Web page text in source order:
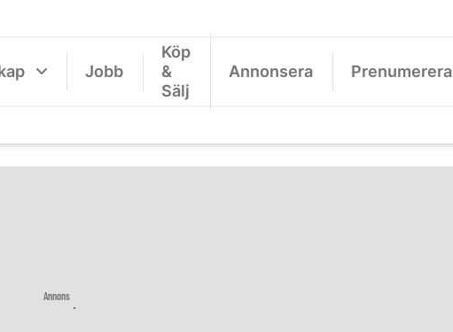
Jobb
Köp
&
Sälj
Annonsera Prenumerera
Annons